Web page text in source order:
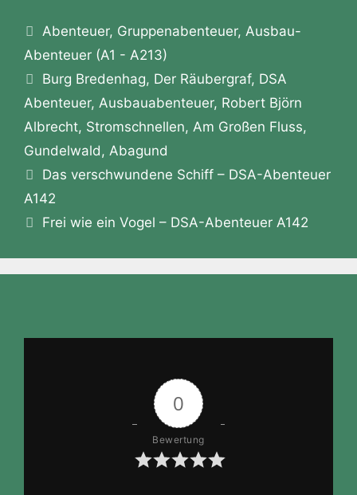
b
o
o
k
e
n
g
er
A
p
p
a m st et
z
o
n
W
is
h
Li
st
n
Kategorien
Abenteuer, Gruppenabenteuer, Ausbau-
Abenteuer (A1 - A213)
Schlagwörter
Burg Bredenhag, Der Räubergraf, DSA
Abenteuer, Ausbauabenteuer, Robert Björn
Albrecht, Stromschnellen, Am Großen Fluss,
Gundelwald , Abagund
Das verschwundene Schiff – DSA-Abenteuer
A142
Frei wie ein Vogel – DSA-Abenteuer A142
0
Bewertung